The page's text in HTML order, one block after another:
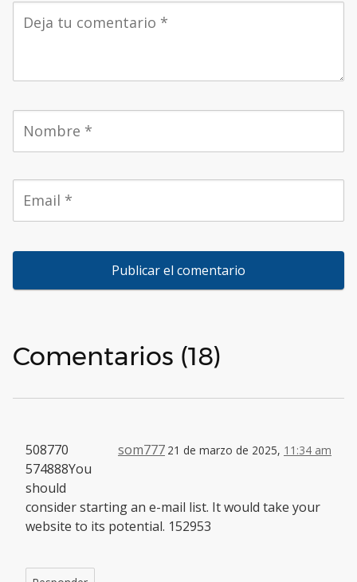
Comentarios (18)
som777 21 de marzo de 2025, 11:34 am
508770
574888You
should
consider starting an e-mail list. It would take your
website to its potential. 152953